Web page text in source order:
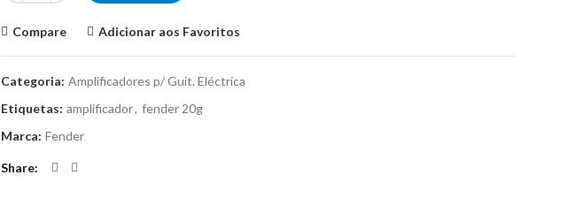
Compare Adicionar aos Favoritos
Categoria: Amplificadores p/ Guit. Eléctrica
Etiquetas: amplificador, fender 20g
Marca: Fender
Share